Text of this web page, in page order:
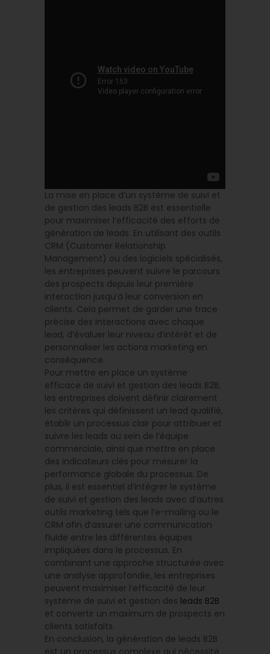
La mise en place d’un système de suivi et
de gestion des leads B2B est essentielle
pour maximiser l’efficacité des efforts de
génération de leads. En utilisant des outils
CRM (Customer Relationship
Management) ou des logiciels spécialisés,
les entreprises peuvent suivre le parcours
des prospects depuis leur première
interaction jusqu’à leur conversion en
clients. Cela permet de garder une trace
précise des interactions avec chaque
lead, d’évaluer leur niveau d’intérêt et de
personnaliser les actions marketing en
conséquence.
Pour mettre en place un système
efficace de suivi et gestion des leads B2B,
les entreprises doivent définir clairement
les critères qui définissent un lead qualifié,
établir un processus clair pour attribuer et
suivre les leads au sein de l’équipe
commerciale, ainsi que mettre en place
des indicateurs clés pour mesurer la
performance globale du processus. De
plus, il est essentiel d’intégrer le système
de suivi et gestion des leads avec d’autres
outils marketing tels que l’e-mailing ou le
CRM afin d’assurer une communication
fluide entre les différentes équipes
impliquées dans le processus. En
combinant une approche structurée avec
une analyse approfondie, les entreprises
peuvent maximiser l’efficacité de leur
système de suivi et gestion des leads B2B
et convertir un maximum de prospects en
clients satisfaits.
En conclusion, la génération de leads B2B